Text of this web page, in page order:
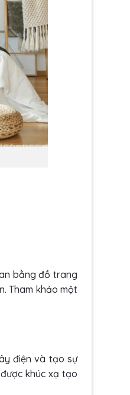
bằng đồ trang
Tham khảo một
điện và tạo sự
khúc xạ tạo